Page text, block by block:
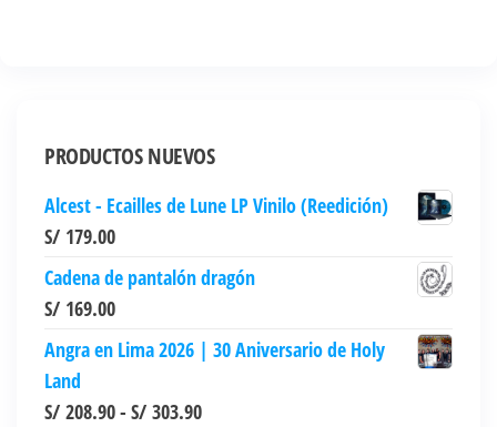
elegir
de
PRODUCTOS NUEVOS
Alcest - Ecailles de Lune LP Vinilo (Reedición)
S/ 179.00
Cadena de pantalón dragón
S/ 169.00
Angra en Lima 2026 | 30 Aniversario de Holy
Land
S/ 208.90- S/ 303.90Rango